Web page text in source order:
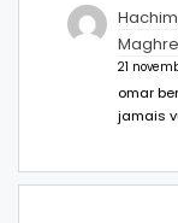
21
omar
jamais